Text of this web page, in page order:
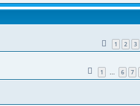
1 2 3
1 … 6 7